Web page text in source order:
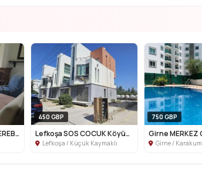
LEFKOŞA ORTAKÖY DEREBOYU BÖLGESİNDE Kİ...
450 GBP
Lefkoşa SOS COCUK Köyünün orda 1+1 Dub...
Lefkoşa / Küçük Kaymaklı
750 GBP
Girne / Karakum